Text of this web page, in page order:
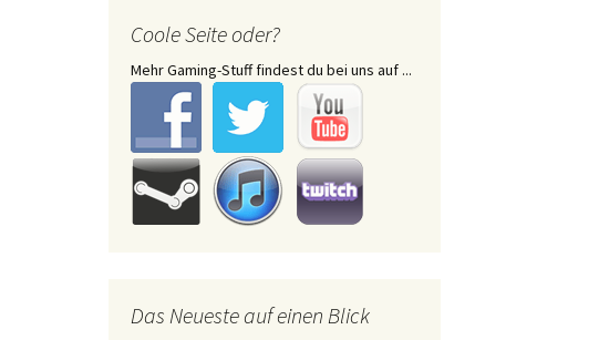
Coole Seite oder?
Mehr Gaming-Stuff findest du bei uns auf ...
Das Neueste auf einen Blick